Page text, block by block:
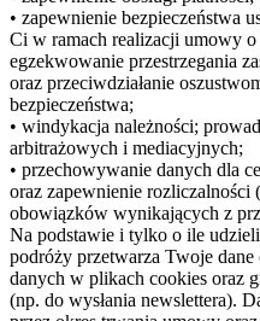
• zapewnienie bezpieczeństwa
Ci w ramach realizacji umowy
egzekwowanie przestrzegania
oraz przeciwdziałanie
bezpieczeństwa;
• windykacja należności;
arbitrażowych i mediacyjnych;
• przechowywanie danych dla
oraz zapewnienie rozliczalności
obowiązków wynikających z
Na podstawie i tylko o ile
podróży przetwarza Twoje
danych w plikach cookies oraz
(np. do wysłania newslettera).